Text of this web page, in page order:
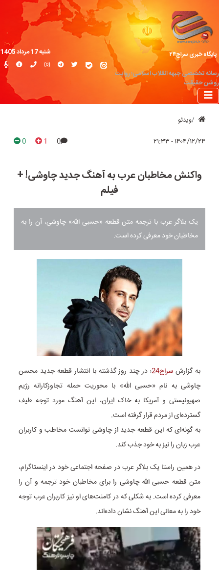
پایگاه خبری سراج۲۴
رسانه تخصصی جبهه انقلاب اسلامی؛ روایت
روشن حقیقت
شنبه 17 مرداد 1405
ویدئو
۱۴۰۴/۱۲/۲۴ - ۲۱:۳۳ 0
1
0
واکنش مخاطبان عرب به آهنگ جدید چاوشی! +
فیلم
یک بلاگر عرب با ترجمه متن قطعه «حسبی الله» چاوشی، آن را به
مخاطبان خود معرفی کرده است.
به گزارش سراج24
؛ در چند روز گذشته با انتشار قطعه جدید محسن
چاوشی به نام «حسبی الله» با محوریت حمله تجاوزکارانه رژیم
صهیونیستی و آمریکا به خاک ایران، این آهنگ مورد توجه طیف
گسترده‌ای از مردم قرار گرفته است.
به گونه‌ای که این قطعه جدید از چاوشی توانست مخاطب و کاربران
عرب زبان را نیز به خود جذب کند.
در همین راستا یک بلاگر عرب در صفحه اجتماعی خود در اینستاگرام،
متن قطعه حسبی الله چاوشی را برای مخاطبان خود ترجمه و آن را
معرفی کرده است. به شکلی که در کامنت‌های او نیز کاربران عرب توجه
خود را به معانی این آهنگ نشان داده‌اند.